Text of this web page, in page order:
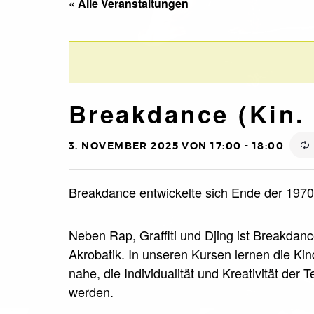
Breakdance
3. NOVEMBER 2025 VON 17:00 - 18:00
Breakdance entwickelte sich Ende der
Neben Rap, Graffiti und Djing ist
Akrobatik. In unseren Kursen lernen die
nahe, die Individualität und Kreativität der
werden.